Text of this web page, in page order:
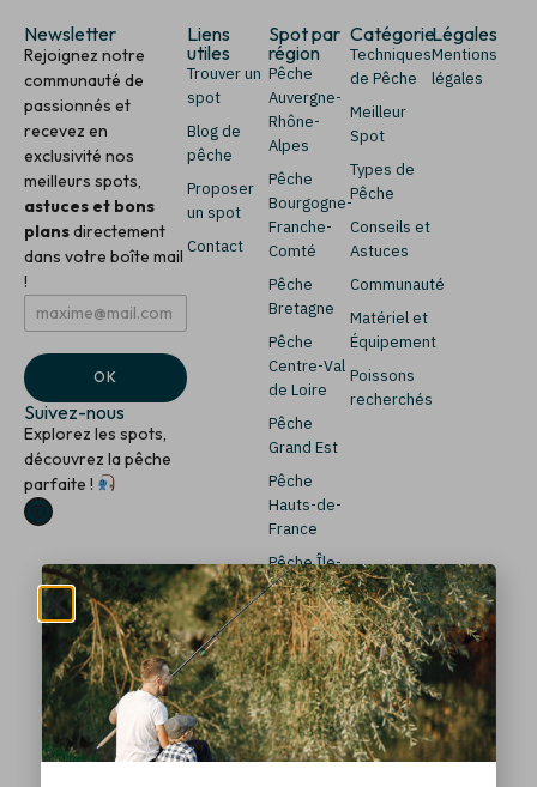
Newsletter
Rejoignez notre
communauté de
passionnés et
recevez en
exclusivité nos
meilleurs spots,
astuces et bons
plansdirectement
dans votre boîte mail
!
E
m
i
l
E
m
a
i
l
*
E
m
i
l
*
OK
Suivez-nous
Explorez les spots,
découvrez la pêche
parfaite !
Liens
utiles
Trouver un
spot
Blog de
pêche
Proposer
un spot
Contact
Spot par
région
Pêche
Auvergne-
Rhône-
Alpes
Pêche
Bourgogne-
Franche-
Comté
Pêche
Bretagne
Pêche
Centre-Val
de Loire
Pêche
Grand Est
Pêche
Hauts-de-
France
Pêche Île-
de-France
Pêche
Normandie
Pêche
Nouvelle-
Aquitaine
Pêche
Catégorie
Techniques
de Pêche
Meilleur
Spot
Types de
Pêche
Conseils et
Astuces
Communauté
Matériel et
Équipement
Poissons
recherchés
Légales
Mentions
légales